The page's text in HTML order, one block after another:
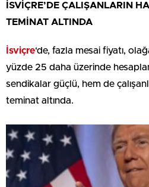
İSVİÇRE’DE ÇALIŞANLARIN
TEMİNAT ALTINDA
İsviçre‘de, fazla mesai fiyatı,
yüzde 25 daha üzerinde
sendikalar güçlü, hem de
teminat altında.